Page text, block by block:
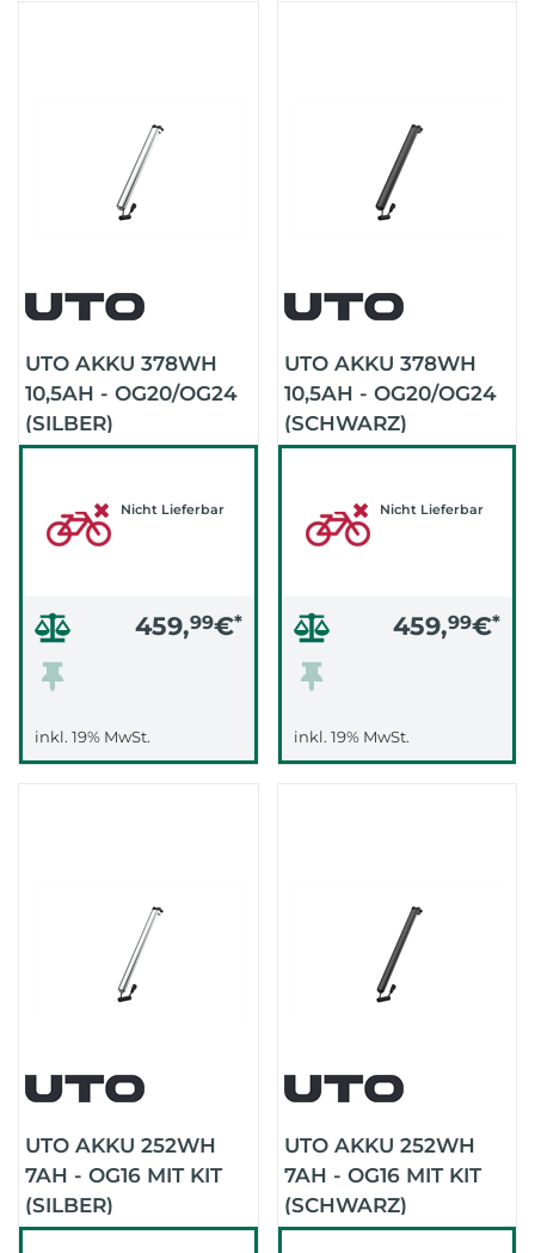
UTO AKKU 378WH
10,5AH - OG20/OG24
(SILBER)
Nicht Lieferbar
459,99€*
inkl. 19% MwSt.
UTO AKKU 378WH
10,5AH - OG20/OG24
(SCHWARZ)
Nicht Lieferbar
459,99€*
inkl. 19% MwSt.
UTO AKKU 252WH
7AH - OG16 MIT KIT
(SILBER)
UTO AKKU 252WH
7AH - OG16 MIT KIT
(SCHWARZ)